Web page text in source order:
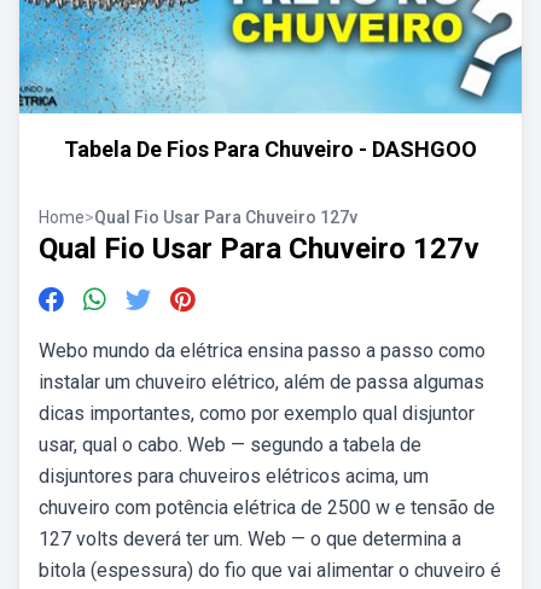
Tabela De Fios Para Chuveiro - DASHGOO
Home>Qual Fio Usar Para Chuveiro 127v
Qual Fio Usar Para Chuveiro 127v
Webo mundo da elétrica ensina passo a passo como
instalar um chuveiro elétrico, além de passa algumas
dicas importantes, como por exemplo qual disjuntor
usar, qual o cabo. Web — segundo a tabela de
disjuntores para chuveiros elétricos acima, um
chuveiro com potência elétrica de 2500 w e tensão de
127 volts deverá ter um. Web — o que determina a
bitola (espessura) do fio que vai alimentar o chuveiro é